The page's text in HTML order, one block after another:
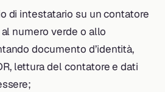
di intestatario su un contatore
numero verde o allo
documento d’identità,
lettura del contatore e dati